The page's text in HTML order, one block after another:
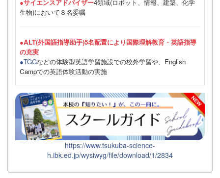
●サイエンスアドバイザー4領域(ロボット、情報、建築、化学
生物)において８名委嘱
●ALT(外国語指導助手)5名配置により国際理解教育・英語指導
の充実
●TGGなどの体験型英語学習施設での校外学習や、English
Campでの英語体験活動の実施
https://www.tsukuba-science-
h.ibk.ed.jp/wysiwyg/file/download/1/2834